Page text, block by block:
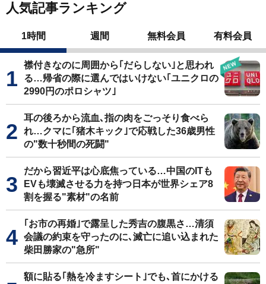
人気記事ランキング
1時間 週間 無料会員 有料会員
襟付きなのに周囲から｢だらしない｣と思われ
る…帰省の際に選んではいけない｢ユニクロの
2990円のポロシャツ｣
耳の後ろから流血､指の肉をごっそり食べら
れ…クマに｢猪木キック｣で応戦した36歳男性
の"数十秒間の死闘"
だから習近平は心底焦っている…中国のITも
EVも壊滅させる力を持つ日本が世界シェア8
割を握る"素材"の名前
｢お市の再婚｣で露呈した秀吉の腹黒さ…清須
会議の約束を守ったのに､滅亡に追い込まれた
柴田勝家の"急所"
額に貼る｢熱を冷ますシート｣でも､首にかける